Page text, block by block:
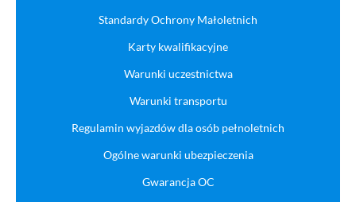
Standardy Ochrony Małoletnich
Karty kwalifikacyjne
Warunki uczestnictwa
Warunki transportu
Regulamin wyjazdów dla osób pełnoletnich
Ogólne warunki ubezpieczenia
Gwarancja OC